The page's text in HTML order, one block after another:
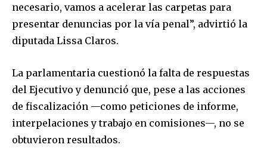
necesario, vamos a acelerar las carpetas para
presentar denuncias por la vía penal”, advirtió la
diputada Lissa Claros.
La parlamentaria cuestionó la falta de respuestas
del Ejecutivo y denunció que, pese a las acciones
de fiscalización —como peticiones de informe,
interpelaciones y trabajo en comisiones—, no se
obtuvieron resultados.